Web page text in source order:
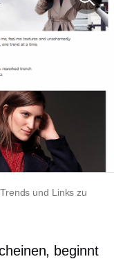
und Links zu
beginnt